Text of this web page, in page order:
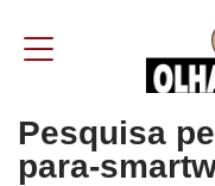
Pesquisa
para-